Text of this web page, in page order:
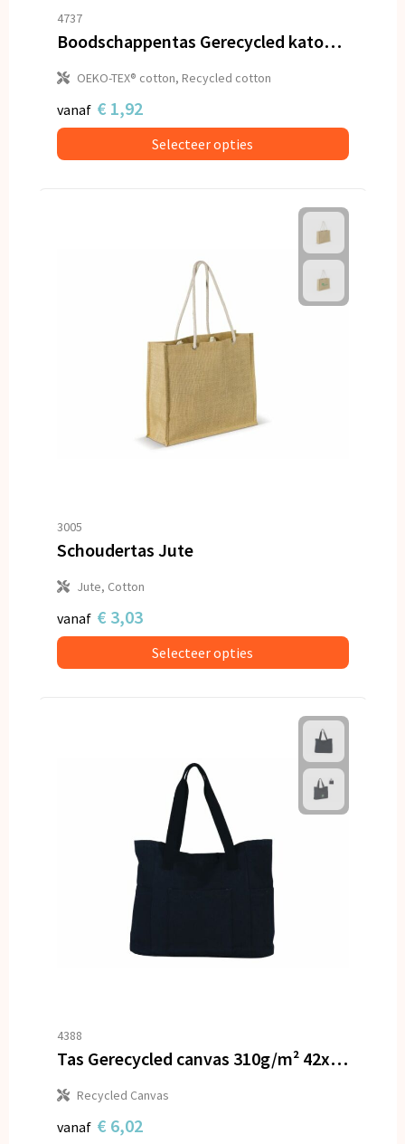
4737
Boodschappentas Gerecycled katoen OEKO-TEX® 140g/m² 38x42cm
OEKO-TEX® cotton, Recycled cotton
vanaf € 1,92
Selecteer opties
3005
Schoudertas Jute
Jute, Cotton
vanaf € 3,03
Selecteer opties
4388
Tas Gerecycled canvas 310g/m² 42x13x43cm
Recycled Canvas
vanaf € 6,02